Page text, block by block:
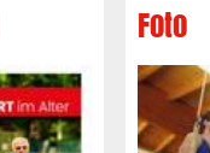
Foto